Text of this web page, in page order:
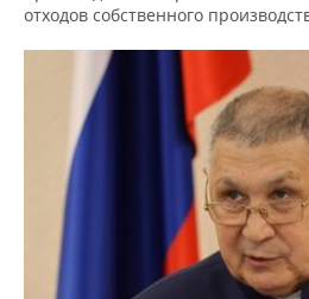
отходов собственного